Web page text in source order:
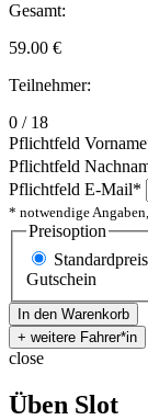
Gesamt:
59.00 €
Teilnehmer:
0 / 18
Pflichtfeld Vorname
Pflichtfeld
Pflichtfeld E-Mail*
* notwendige
Preisoption
Standardpreis
Gutschein
close
Üben Slot